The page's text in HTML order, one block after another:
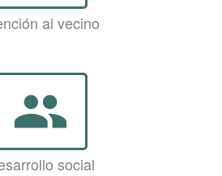
al vecino
group
social